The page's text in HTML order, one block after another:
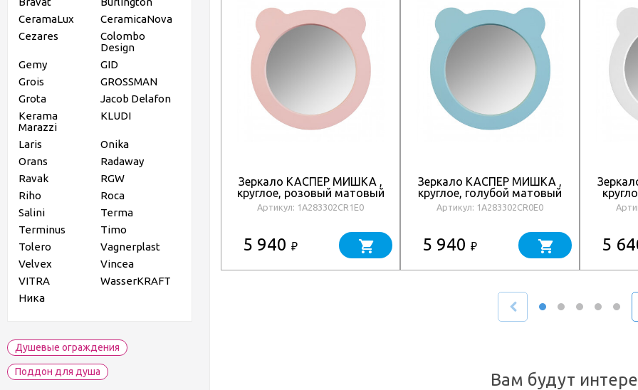
CeramaLux
CeramicaNova
Cezares
Colombo
Design
Gemy
GID
Grois
GROSSMAN
Grota
Jacob Delafon
Kerama
Marazzi
KLUDI
Laris
Onika
Orans
Radaway
Ravak
RGW
Riho
Roca
Salini
Terma
Terminus
Timo
Tolero
Vagnerplast
Velvex
Vincea
VITRA
WasserKRAFT
Ника
Душевые ограждения
Поддон для душа
Зеркало КАСПЕР МИШКА ,
круглое, розовый матовый
Артикул: 1A283302CR1E0
5 940 ₽
Зеркало КАСПЕР МИШКА ,
круглое, голубой матовый
Артикул: 1A283302CR0E0
5 940 ₽ 5
Вам будут